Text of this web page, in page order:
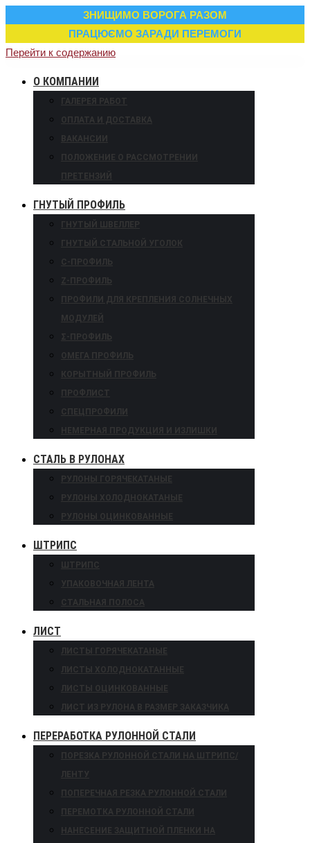
ЗНИЩИМО ВОРОГА РАЗОМ
ПРАЦЮЄМО ЗАРАДИ ПЕРЕМОГИ
Перейти к содержанию
О КОМПАНИИ
ГАЛЕРЕЯ РАБОТ
ОПЛАТА И ДОСТАВКА
ВАКАНСИИ
ПОЛОЖЕНИЕ О РАССМОТРЕНИИ
ПРЕТЕНЗИЙ
ГНУТЫЙ ПРОФИЛЬ
ГНУТЫЙ ШВЕЛЛЕР
ГНУТЫЙ СТАЛЬНОЙ УГОЛОК
С-ПРОФИЛЬ
Z-ПРОФИЛЬ
ПРОФИЛИ ДЛЯ КРЕПЛЕНИЯ СОЛНЕЧНЫХ
МОДУЛЕЙ
Σ-ПРОФИЛЬ
ОМЕГА ПРОФИЛЬ
КОРЫТНЫЙ ПРОФИЛЬ
ПРОФЛИСТ
СПЕЦПРОФИЛИ
НЕМЕРНАЯ ПРОДУКЦИЯ И ИЗЛИШКИ
СТАЛЬ В РУЛОНАХ
РУЛОНЫ ГОРЯЧЕКАТАНЫЕ
РУЛОНЫ ХОЛОДНОКАТАНЫЕ
РУЛОНЫ ОЦИНКОВАННЫЕ
ШТРИПС
ШТРИПС
УПАКОВОЧНАЯ ЛЕНТА
СТАЛЬНАЯ ПОЛОСА
ЛИСТ
ЛИСТЫ ГОРЯЧЕКАТАНЫЕ
ЛИСТЫ ХОЛОДНОКАТАННЫЕ
ЛИСТЫ ОЦИНКОВАННЫЕ
ЛИСТ ИЗ РУЛОНА В РАЗМЕР ЗАКАЗЧИКА
ПЕРЕРАБОТКА РУЛОННОЙ СТАЛИ
ПОРЕЗКА РУЛОННОЙ СТАЛИ НА ШТРИПС/
ЛЕНТУ
ПОПЕРЕЧНАЯ РЕЗКА РУЛОННОЙ СТАЛИ
ПЕРЕМОТКА РУЛОННОЙ СТАЛИ
НАНЕСЕНИЕ ЗАЩИТНОЙ ПЛЕНКИ НА